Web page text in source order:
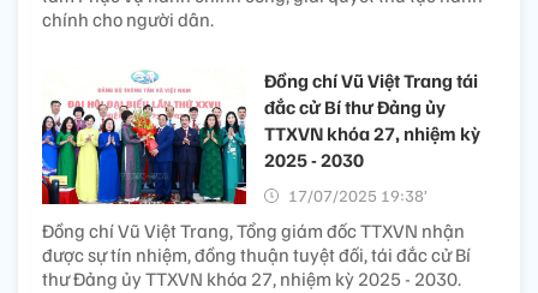
chính cho người dân.
Đồng chí Vũ Việt Trang tái
đắc cử Bí thư Đảng ủy
TTXVN khóa 27, nhiệm kỳ
2025 - 2030
17/07/2025 19:38’
Đồng chí Vũ Việt Trang, Tổng giám đốc TTXVN nhận
được sự tín nhiệm, đồng thuận tuyệt đối, tái đắc cử Bí
thư Đảng ủy TTXVN khóa 27, nhiệm kỳ 2025 - 2030.